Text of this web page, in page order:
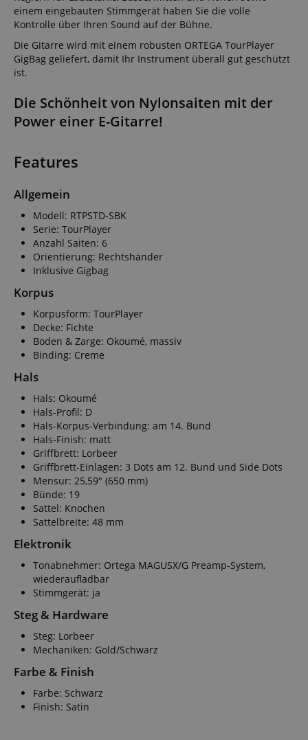
einem eingebauten Stimmgerät haben Sie die volle
Kontrolle über Ihren Sound auf der Bühne.
Die Gitarre wird mit einem robusten ORTEGA TourPlayer
GigBag geliefert, damit Ihr Instrument überall gut geschützt
ist.
Die Schönheit von Nylonsaiten mit der
Power einer E-Gitarre!
Features
Allgemein
Modell: RTPSTD-SBK
Serie: TourPlayer
Anzahl Saiten: 6
Orientierung: Rechtshänder
Inklusive Gigbag
Korpus
Korpusform: TourPlayer
Decke: Fichte
Boden & Zarge: Okoumé, massiv
Binding: Creme
Hals
Hals: Okoumé
Hals-Profil: D
Hals-Korpus-Verbindung: am 14. Bund
Hals-Finish: matt
Griffbrett: Lorbeer
Griffbrett-Einlagen: 3 Dots am 12. Bund und Side Dots
Mensur: 25,59" (650 mm)
Bünde: 19
Sattel: Knochen
Sattelbreite: 48 mm
Elektronik
Tonabnehmer: Ortega MAGUSX/G Preamp-System,
wiederaufladbar
Stimmgerät: ja
Steg & Hardware
Steg: Lorbeer
Mechaniken: Gold/Schwarz
Farbe & Finish
Farbe: Schwarz
Finish: Satin